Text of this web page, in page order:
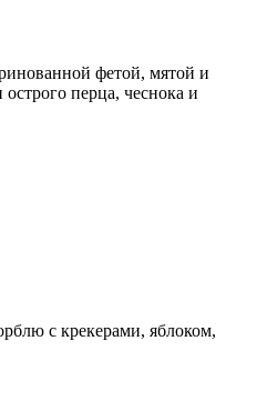
фетой, мятой и
перца, чеснока и
с крекерами, яблоком,